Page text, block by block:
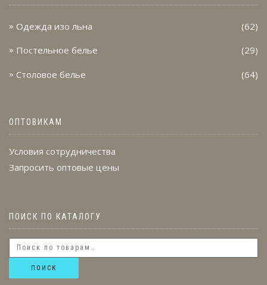
Одежда изо льна (62)
Постельное белье (29)
Столовое белье (64)
ОПТОВИКАМ
Условия сотрудничества
Запросить оптовые цены
ПОИСК ПО КАТАЛОГУ
ПОИСК